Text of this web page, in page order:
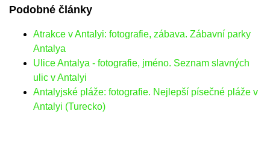
Podobné články
Atrakce v Antalyi: fotografie, zábava. Zábavní parky
Antalya
Ulice Antalya - fotografie, jméno. Seznam slavných
ulic v Antalyi
Antalyjské pláže: fotografie. Nejlepší písečné pláže v
Antalyi (Turecko)